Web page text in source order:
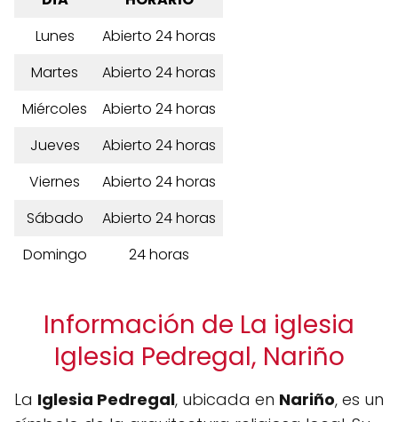
Lunes
Abierto 24 horas
Martes
Abierto 24 horas
Miércoles
Abierto 24 horas
Jueves
Abierto 24 horas
Viernes
Abierto 24 horas
Sábado
Abierto 24 horas
Domingo
24 horas
Información de La iglesia
Iglesia Pedregal, Nariño
La Iglesia Pedregal, ubicada en Nariño, es un